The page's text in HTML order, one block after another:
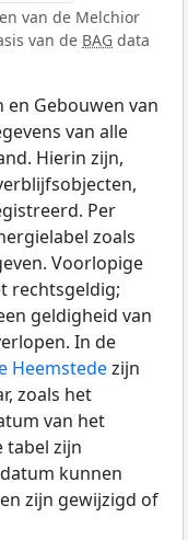
van de Melchior
van de BAG data
en Gebouwen van
van alle
Hierin zijn,
Per
zoals
Voorlopige
rechtsgeldig;
geldigheid van
In de
Heemstedezijn
zoals het
van het
tabel zijn
kunnen
zijn gewijzigd of